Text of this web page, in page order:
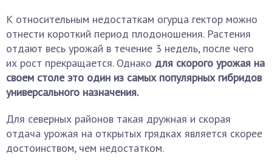
К относительным недостаткам огурца гектор можно
отнести короткий период плодоношения. Растения
отдают весь урожай в течение 3 недель, после чего
их рост прекращается. Однако для скорого урожая на
своем столе это один из самых популярных гибридов
универсального назначения.
Для северных районов такая дружная и скорая
отдача урожая на открытых грядках является скорее
достоинством, чем недостатком.